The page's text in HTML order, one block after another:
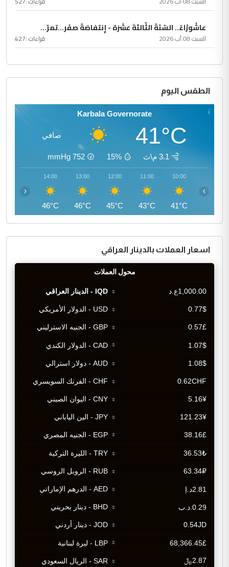
عاشُورْاءُ.. السّنَةُ الثّالثةَ عشَرَة - إِنتفاضةُ صفَر…تمرّ...
السبت 08 آب 2026 قراءات :427
الطقس اليوم
Karbala Governorate
41°C صافي
3.1 م\ث 15%
752
mmHg
10:00
41°C
11:00
43°C
12:00
45°C
13:00
46°C
14:00
46°C
‹ ›
اسعار العملات بالدينار العراقي